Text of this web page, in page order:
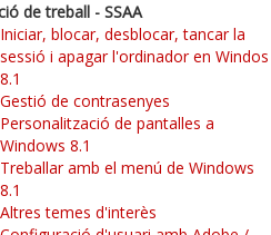
de treball - SSAA
Iniciar, blocar, desblocar, tancar la
sessió i apagar l'ordinador en Windos
8.1
Gestió de contrasenyes
Personalització de pantalles a
Windows 8.1
Treballar amb el menú de Windows
8.1
Altres temes d'interès